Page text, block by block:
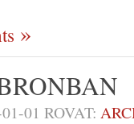
01 ROVAT: